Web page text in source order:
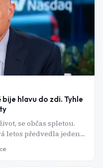
hlavu do zdi. Tyhle
se občas spletou.
letos předvedla jeden z